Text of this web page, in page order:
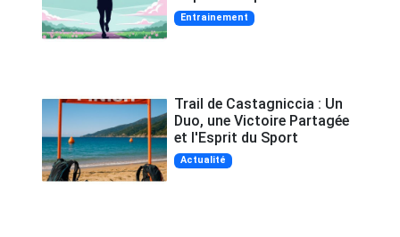
Entrainement
Trail de Castagniccia : Un
Duo, une Victoire Partagée
et l'Esprit du Sport
Actualité